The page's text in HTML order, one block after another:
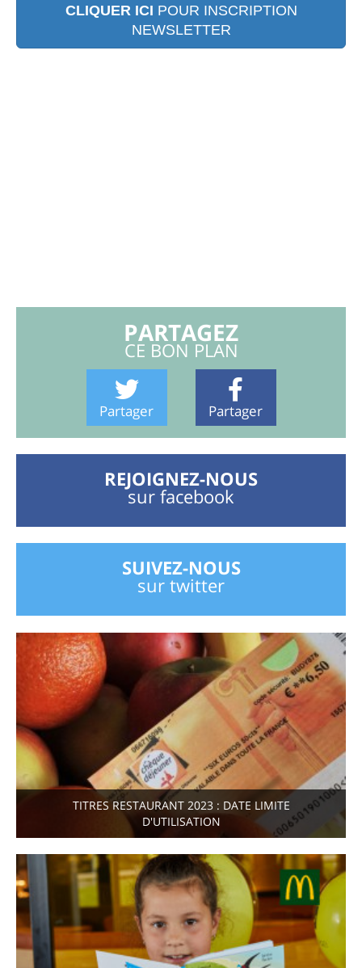
CLIQUER ICI POUR INSCRIPTION
NEWSLETTER
PARTAGEZ
CE BON PLAN
Partager Partager
REJOIGNEZ-NOUS
sur facebook
SUIVEZ-NOUS
sur twitter
TITRES RESTAURANT 2023 : DATE LIMITE
D'UTILISATION